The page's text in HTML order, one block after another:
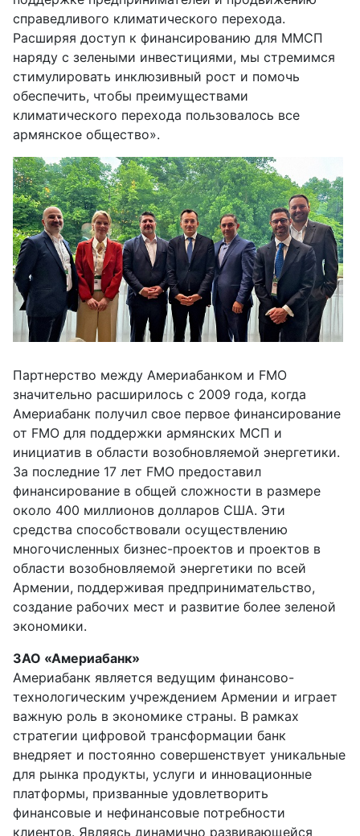
справедливого климатического перехода.
Расширяя доступ к финансированию для ММСП
наряду с зелеными инвестициями, мы стремимся
стимулировать инклюзивный рост и помочь
обеспечить, чтобы преимуществами
климатического перехода пользовалось все
армянское общество».
Партнерство между Америабанком и FMO
значительно расширилось с 2009 года, когда
Америабанк получил свое первое финансирование
от FMO для поддержки армянских МСП и
инициатив в области возобновляемой энергетики.
За последние 17 лет FMO предоставил
финансирование в общей сложности в размере
около 400 миллионов долларов США. Эти
средства способствовали осуществлению
многочисленных бизнес-проектов и проектов в
области возобновляемой энергетики по всей
Армении, поддерживая предпринимательство,
создание рабочих мест и развитие более зеленой
экономики.
ЗАО «Америабанк»
Америабанк является ведущим финансово-
технологическим учреждением Армении и играет
важную роль в экономике страны. В рамках
стратегии цифровой трансформации банк
внедряет и постоянно совершенствует уникальные
для рынка продукты, услуги и инновационные
платформы, призванные удовлетворить
финансовые и нефинансовые потребности
клиентов. Являясь динамично развивающейся